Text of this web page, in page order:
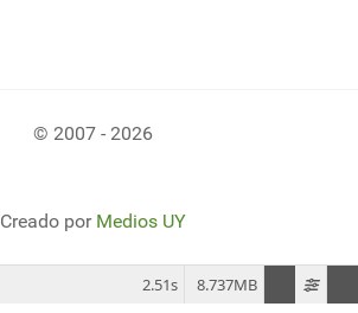
© 2007 - 2026
Creado por Medios UY
8.737MB
2.51s